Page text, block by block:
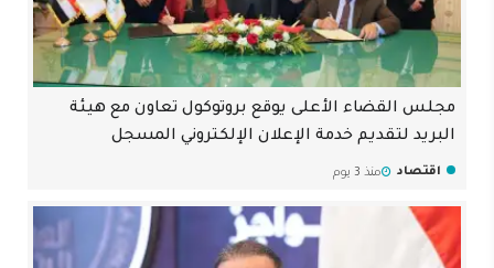
مجلس القضاء الأعلى يوقع بروتوكول تعاون مع هيئة
البريد لتقديم خدمة الإعلان الإلكتروني المسجل
اقتصاد منذ 3 يوم